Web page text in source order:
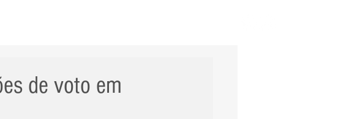
de voto em